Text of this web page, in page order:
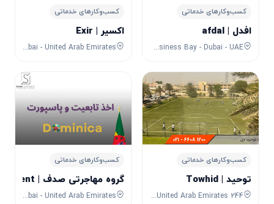
کسب‌وکارهای خدماتی
افدل | afdal
Sobha Ivory 1 - Al Amal Street - Business Bay - Dubai - UAE
کسب‌وکارهای خدماتی
اکسیر | Exir
Umm Hurair Road - Al Karama - Dubai - United Arab Emirates
کسب‌وکارهای خدماتی
توحید | Towhid
244 Muscat Rd - Al Quoz - Al Quoz 1 - Dubai - United Arab Emirates
کسب‌وکارهای خدماتی
گروه مهاجرتی صدف | sadafinvestment
7877+92W - Baniyas Rd - Deira - Al Rigga - Dubai - United Arab Emirates